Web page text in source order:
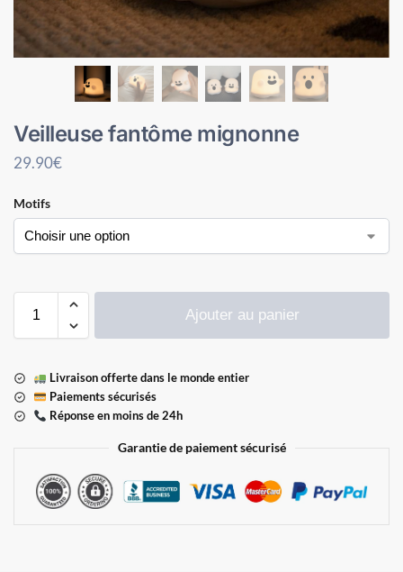
Veilleuse fantôme mignonne
29.90€
Motifs
Ajouter au panier
Livraison offerte dans le monde entier
Paiements sécurisés
Réponse en moins de 24h
Garantie de paiement sécurisé